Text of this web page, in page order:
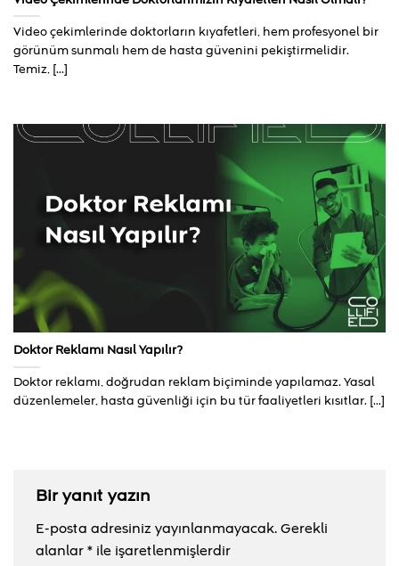
Video çekimlerinde doktorların kıyafetleri, hem profesyonel bir
görünüm sunmalı hem de hasta güvenini pekiştirmelidir.
Temiz, [...]
Doktor Reklamı Nasıl Yapılır?
Doktor reklamı, doğrudan reklam biçiminde yapılamaz. Yasal
düzenlemeler, hasta güvenliği için bu tür faaliyetleri kısıtlar. [...]
Bir yanıt yazın
E-posta adresiniz yayınlanmayacak.Gerekli
alanlar* ile işaretlenmişlerdir